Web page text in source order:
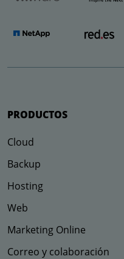
PRODUCTOS
Cloud
Backup
Hosting
Web
Marketing Online
Correo y colaboración